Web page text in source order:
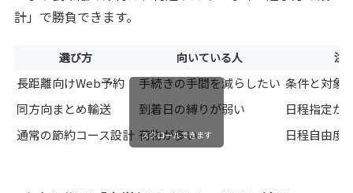
計」で勝負できます。
選び方 向いている人 注
長距離向けWeb予約 手続きの手間を減らしたい 条件と対象
同方向まとめ輸送
到着日の縛りが弱い
日程指定が
通常の節約コース設計 荷物が多い 日程自由度
スクロールできます